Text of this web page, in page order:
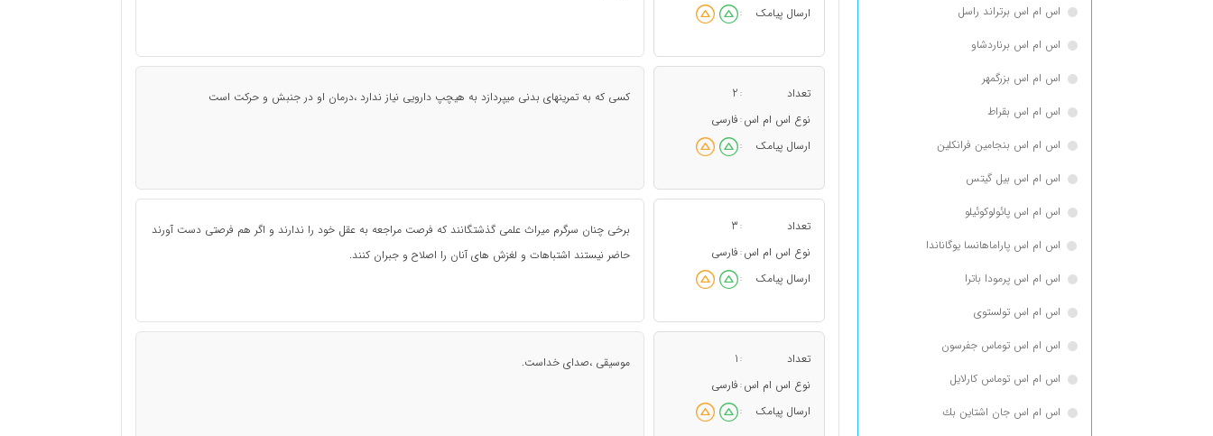
اس ام اس برتراند راسل
اس ام اس برناردشاو
اس ام اس بزرگمهر
اس ام اس بقراط
اس ام اس بنجامین فرانكلین
اس ام اس بیل گیتس
اس ام اس پائولوکوئیلو
اس ام اس پاراماهانسا یوگاناندا
اس ام اس پرمودا باترا
اس ام اس تولستوی
اس ام اس توماس جفرسون
اس ام اس توماس كارلایل
اس ام اس جان اشتاین بك
ارسال پیامک
:
تعداد :
2
نوع اس ام اس : فارسی
ارسال پیامک
:
کسی که به تمرینهای بدنی میپردازد به هیچپ دارویی نیاز ندارد ،درمان او در جنبش و حرکت است
تعداد :
3
نوع اس ام اس : فارسی
ارسال پیامک
:
برخی چنان سرگرم میراث علمی گذشتگانند که فرصت مراجعه به عقل خود را ندارند و اگر هم فرصتی دست آورند
حاضر نیستند اشتباهات و لغزش های آنان را اصلاح و جبران کنند.
تعداد :
1
نوع اس ام اس : فارسی
ارسال پیامک
:
موسیقی ،صدای خداست.